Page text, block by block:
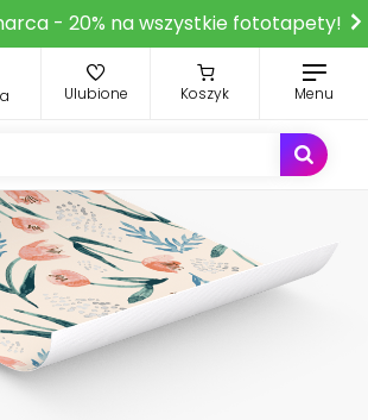
- 20% na wszystkie fototapety!
Ulubione Koszyk Menu